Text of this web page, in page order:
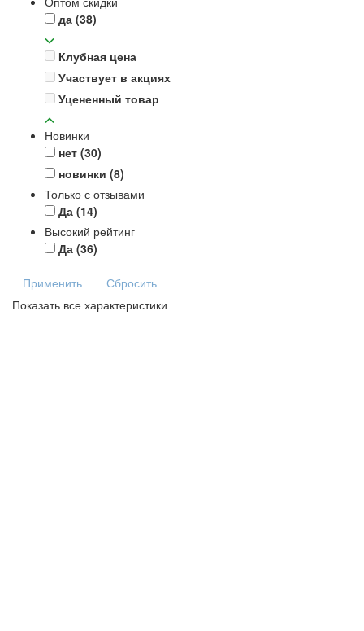
да (38)
Клубная цена
Участвует в акциях
Уцененный товар
Новинки
нет (30)
новинки (8)
Только с отзывами
Да (14)
Высокий рейтинг
Да (36)
Применить
Сбросить
Показать все характеристики